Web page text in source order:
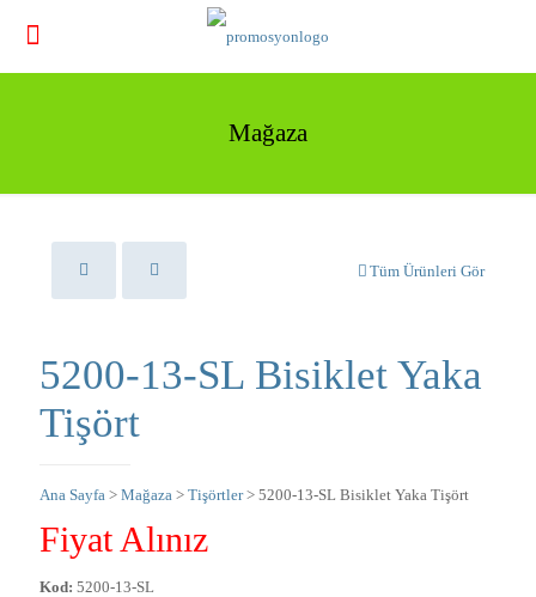
Mağaza
Tüm Ürünleri Gör
5200-13-SL Bisiklet Yaka
Tişört
Ana Sayfa > Mağaza > Tişörtler> 5200-13-SL Bisiklet Yaka Tişört
Fiyat Alınız
Kod: 5200-13-SL